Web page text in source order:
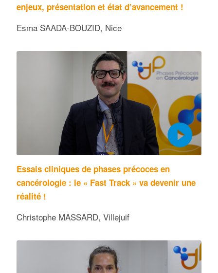
enjeux, présentation et état d’avancement !
Esma SAADA-BOUZID, Nice
Essais cliniques de phases précoces en
cancérologie : le « Fast Track » va devenir une
réalité !
Christophe MASSARD, Villejuif